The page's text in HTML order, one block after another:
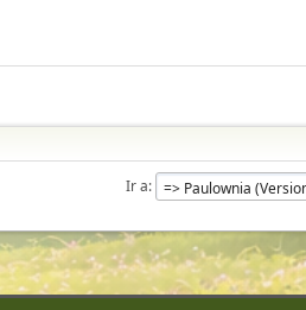
Ir a